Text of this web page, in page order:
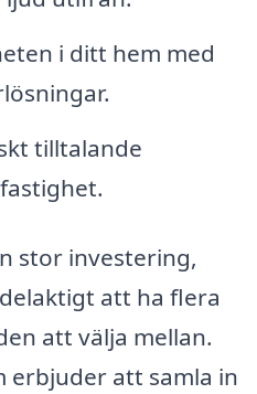
i ditt hem med
tilltalande
stor investering,
att ha flera
att välja mellan.
erbjuder att samla in